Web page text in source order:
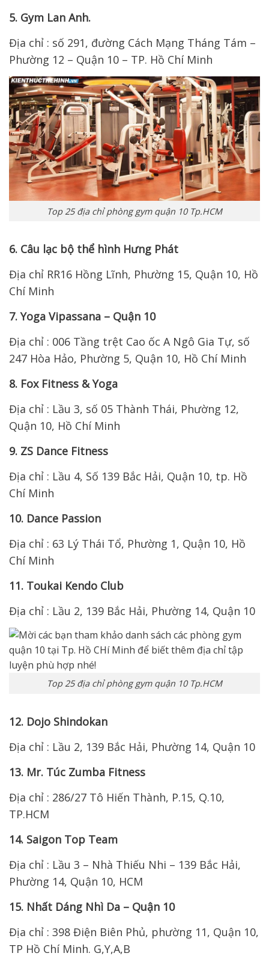
5. Gym Lan Anh.
Địa chỉ : số 291, đường Cách Mạng Tháng Tám –
Phường 12 – Quận 10 – TP. Hồ Chí Minh
Top 25 địa chỉ phòng gym quận 10 Tp.HCM
6. Câu lạc bộ thể hình Hưng Phát
Địa chỉ RR16 Hồng Lĩnh, Phường 15, Quận 10, Hồ
Chí Minh
7. Yoga Vipassana – Quận 10
Địa chỉ : 006 Tầng trệt Cao ốc A Ngô Gia Tự, số
247 Hòa Hảo, Phường 5, Quận 10, Hồ Chí Minh
8. Fox Fitness & Yoga
Địa chỉ : Lầu 3, số 05 Thành Thái, Phường 12,
Quận 10, Hồ Chí Minh
9. ZS Dance Fitness
Địa chỉ : Lầu 4, Số 139 Bắc Hải, Quận 10, tp. Hồ
Chí Minh
10. Dance Passion
Địa chỉ : 63 Lý Thái Tổ, Phường 1, Quận 10, Hồ
Chí Minh
11. Toukai Kendo Club
Địa chỉ : Lầu 2, 139 Bắc Hải, Phường 14, Quận 10
Top 25 địa chỉ phòng gym quận 10 Tp.HCM
12. Dojo Shindokan
Địa chỉ : Lầu 2, 139 Bắc Hải, Phường 14, Quận 10
13. Mr. Túc Zumba Fitness
Địa chỉ : 286/27 Tô Hiến Thành, P.15, Q.10,
TP.HCM
14. Saigon Top Team
Địa chỉ : Lầu 3 – Nhà Thiếu Nhi – 139 Bắc Hải,
Phường 14, Quận 10, HCM
15. Nhất Dáng Nhì Da – Quận 10
Địa chỉ : 398 Điện Biên Phủ, phường 11, Quận 10,
TP Hồ Chí Minh. G,Y,A,B